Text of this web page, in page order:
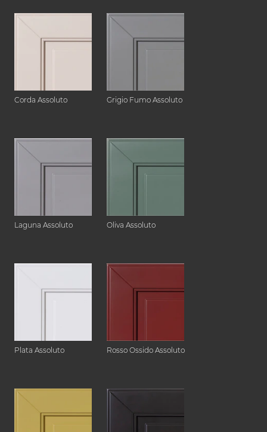
Corda Assoluto Grigio Fumo Assoluto
Laguna Assoluto Oliva Assoluto
Plata Assoluto Rosso Ossido Assoluto